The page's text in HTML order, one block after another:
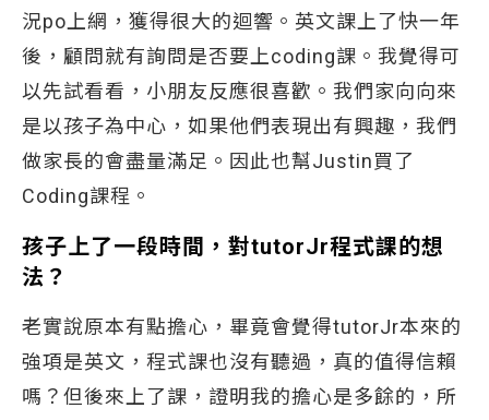
況po上網，獲得很大的迴響。英文課上了快一年
後，顧問就有詢問是否要上coding課。我覺得可
以先試看看，小朋友反應很喜歡。我們家向向來
是以孩子為中心，如果他們表現出有興趣，我們
做家長的會盡量滿足。因此也幫Justin買了
Coding課程。
孩子上了一段時間，對tutorJr程式課的想
法？
老實說原本有點擔心，畢竟會覺得tutorJr本來的
強項是英文，程式課也沒有聽過，真的值得信賴
嗎？但後來上了課，證明我的擔心是多餘的，所